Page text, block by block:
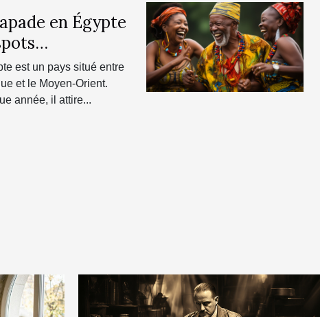
en Égypte
est un pays situé entre
et le Moyen-Orient.
année, il attire...